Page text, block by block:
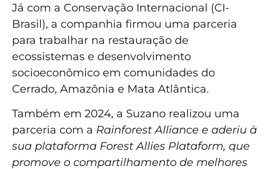
Já com a Conservação Internacional (CI-
Brasil), a companhia firmou uma parceria
para trabalhar na restauração de
ecossistemas e desenvolvimento
socioeconômico em comunidades do
Cerrado, Amazônia e Mata Atlântica.
Também em 2024, a Suzano realizou uma
parceria com a Rainforest Alliance e aderiu à
sua plataforma Forest Allies Plataform, que
promove o compartilhamento de melhores